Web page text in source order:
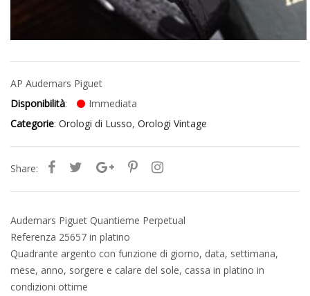
AP Audemars Piguet
Disponibilità:
Immediata
Categorie: Orologi di Lusso, Orologi Vintage
Share:
Audemars Piguet Quantieme Perpetual
Referenza 25657 in platino
Quadrante argento con funzione di giorno, data, settimana,
mese, anno, sorgere e calare del sole, cassa in platino in
condizioni ottime